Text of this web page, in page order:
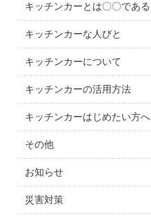
キッチンカーとは〇〇である
キッチンカーな人びと
キッチンカーについて
キッチンカーの活用方法
キッチンカーはじめたい方へ
その他
お知らせ
災害対策